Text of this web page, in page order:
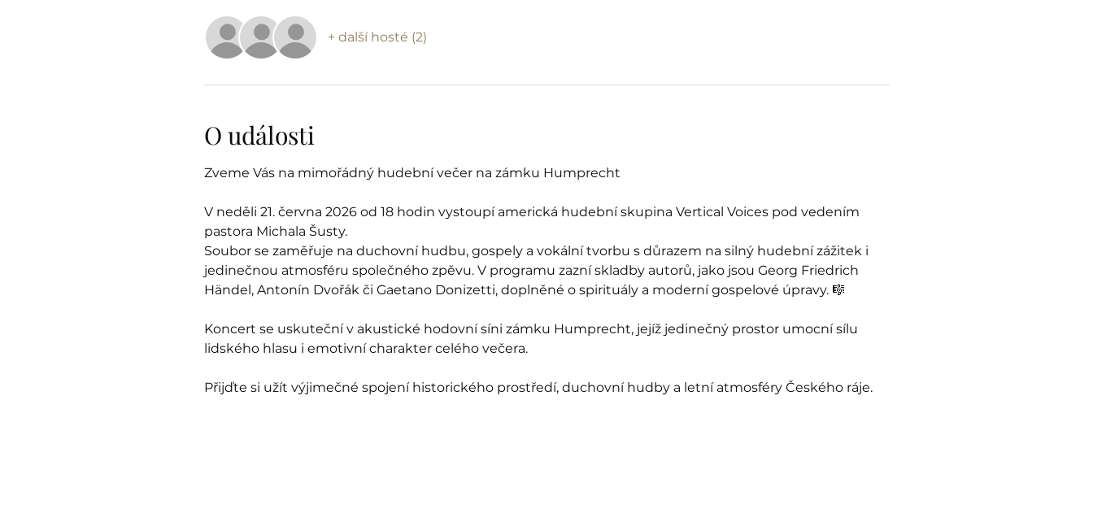
+ další hosté (2)
O události
Zveme Vás na mimořádný hudební večer na zámku Humprecht
V neděli 21. června 2026 od 18 hodin vystoupí americká hudební skupina Vertical Voices pod vedením
pastora Michala Šusty.
Soubor se zaměřuje na duchovní hudbu, gospely a vokální tvorbu s důrazem na silný hudební zážitek i
jedinečnou atmosféru společného zpěvu. V programu zazní skladby autorů, jako jsou Georg Friedrich
Händel, Antonín Dvořák či Gaetano Donizetti, doplněné o spirituály a moderní gospelové úpravy. 🎼
Koncert se uskuteční v akustické hodovní síni zámku Humprecht, jejíž jedinečný prostor umocní sílu
lidského hlasu i emotivní charakter celého večera.
Přijďte si užít výjimečné spojení historického prostředí, duchovní hudby a letní atmosféry Českého ráje.